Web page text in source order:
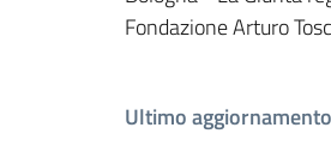
Fondazione Arturo
Ultimo aggiornamento